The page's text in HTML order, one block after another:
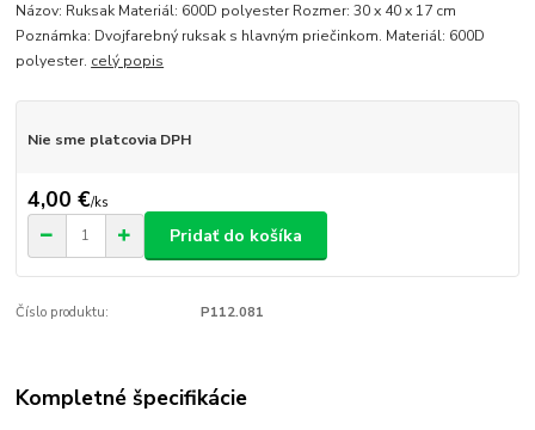
Názov: Ruksak Materiál: 600D polyester Rozmer: 30 x 40 x 17 cm
Poznámka: Dvojfarebný ruksak s hlavným priečinkom. Materiál: 600D
polyester. celý popis
Nie sme platcovia DPH
4,00 €/ks
Pridať do košíka
Číslo produktu: P112.081
Kompletné špecifikácie